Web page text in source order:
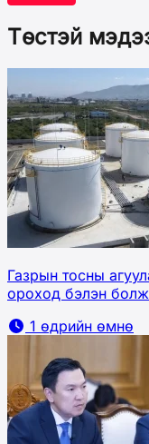
Төстэй
Газрын тосны
ороход бэлэн
1 өдрийн өмнө